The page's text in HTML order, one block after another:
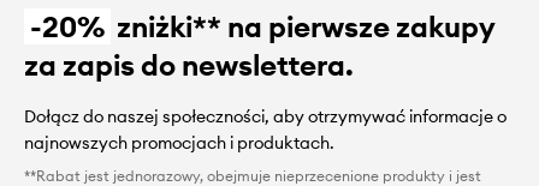
-20% zniżki** na pierwsze zakupy
za zapis do newslettera.
Dołącz do naszej społeczności, aby otrzymywać informacje o
najnowszych promocjach i produktach.
**Rabat jest jednorazowy, obejmuje nieprzecenione produkty i jest